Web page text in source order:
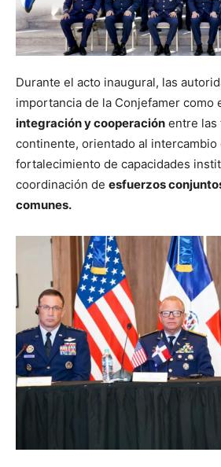
Durante el acto inaugural, las
importancia de la Conjefamer como
integración y cooperación entre las
continente, orientado al intercambio
fortalecimiento de capacidades
coordinación de esfuerzos
comunes.